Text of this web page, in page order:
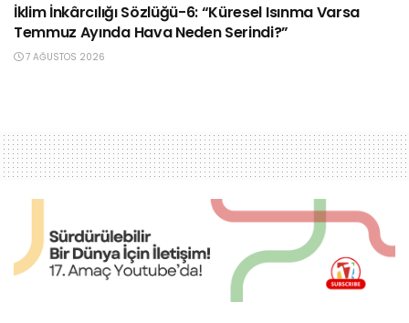
İklim İnkârcılığı Sözlüğü-6: “Küresel Isınma Varsa
Temmuz Ayında Hava Neden Serindi?”
7 AĞUSTOS 2026